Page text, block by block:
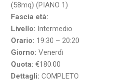
(58mq) (PIANO 1)
Fascia età:
Livello: Intermedio
Orario: 19:30 – 20:20
Giorno: Venerdì
Quota: €180.00
Dettagli: COMPLETO